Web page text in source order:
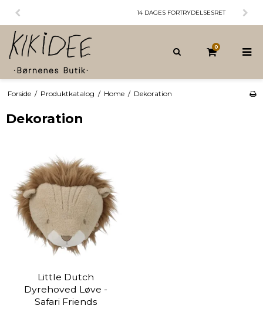
14 DAGES FORTRYDELSESRET
0
Forside / Produktkatalog / Home / Dekoration
Dekoration
Little Dutch
Dyrehoved Løve -
Safari Friends